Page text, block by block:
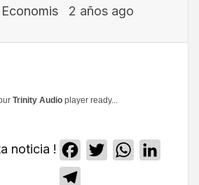
2 años ago
Trinity Audio player ready...
noticia ! Facebook
TwitterWhatsApp